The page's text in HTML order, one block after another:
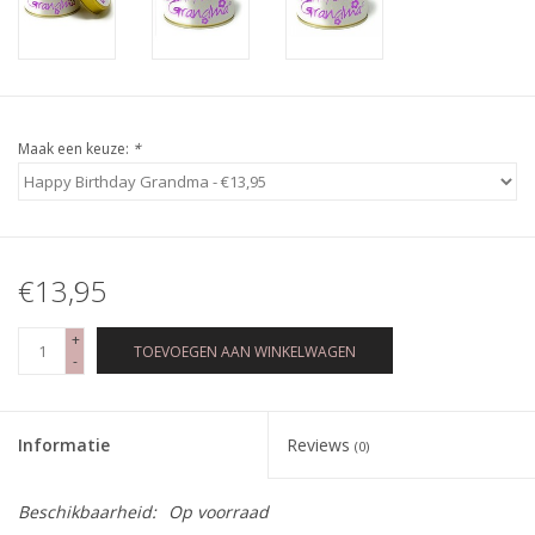
Maak een keuze: *
€13,95
+
-
TOEVOEGEN AAN WINKELWAGEN
Informatie Reviews (0)
Beschikbaarheid:
Op voorraad